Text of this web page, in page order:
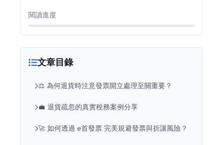
文章目錄
⚖️ 為何退貨時注意發票開立處理至關重要？
💼 退貨疏忽的真實稅務案例分享
🚀 如何透過 e首發票 完美規避發票與折讓風險？
閱讀進度